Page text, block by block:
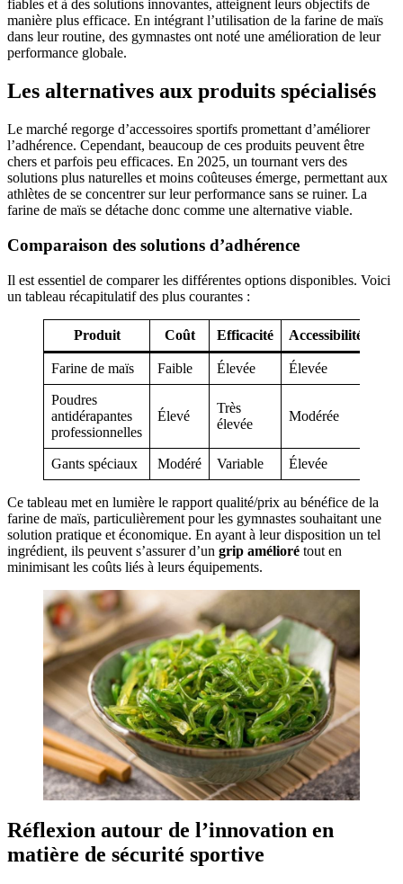
fiables et à des solutions innovantes, atteignent leurs objectifs de
manière plus efficace. En intégrant l’utilisation de la farine de maïs
dans leur routine, des gymnastes ont noté une amélioration de leur
performance globale.
Les alternatives aux produits spécialisés
Le marché regorge d’accessoires sportifs promettant d’améliorer
l’adhérence. Cependant, beaucoup de ces produits peuvent être
chers et parfois peu efficaces. En 2025, un tournant vers des
solutions plus naturelles et moins coûteuses émerge, permettant aux
athlètes de se concentrer sur leur performance sans se ruiner. La
farine de maïs se détache donc comme une alternative viable.
Comparaison des solutions d’adhérence
Il est essentiel de comparer les différentes options disponibles. Voici
un tableau récapitulatif des plus courantes :
Produit Coût Efficacité Accessibilité
Farine de maïs Faible Élevée Élevée
Poudres
antidérapantes
professionnelles
Élevé
Très
élevée
Modérée
Gants spéciaux Modéré Variable Élevée
Ce tableau met en lumière le rapport qualité/prix au bénéfice de la
farine de maïs, particulièrement pour les gymnastes souhaitant une
solution pratique et économique. En ayant à leur disposition un tel
ingrédient, ils peuvent s’assurer d’un grip amélioré tout en
minimisant les coûts liés à leurs équipements.
Réflexion autour de l’innovation en
matière de sécurité sportive